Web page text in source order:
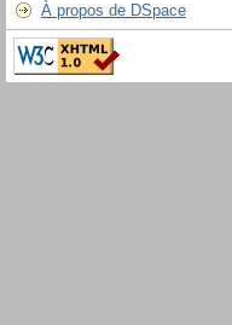
À propos de DSpace